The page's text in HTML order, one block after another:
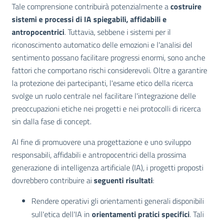
Tale comprensione contribuirà potenzialmente acostruire
sistemi e processi di IA spiegabili, affidabili e
antropocentrici. Tuttavia, sebbene i sistemi per il
riconoscimento automatico delle emozioni e l'analisi del
sentimento possano facilitare progressi enormi, sono anche
fattori che comportano rischi considerevoli. Oltre a garantire
la protezione dei partecipanti, l'esame etico della ricerca
svolge un ruolo centrale nel facilitare l'integrazione delle
preoccupazioni etiche nei progetti e nei protocolli di ricerca
sin dalla fase di concept.
Al fine di promuovere una progettazione e uno sviluppo
responsabili, affidabili e antropocentrici della prossima
generazione di intelligenza artificiale (IA), i progetti proposti
dovrebbero contribuire aiseguenti risultati:
Rendere operativi gli orientamenti generali disponibili
sull'etica dell'IA in orientamenti pratici specifici. Tali